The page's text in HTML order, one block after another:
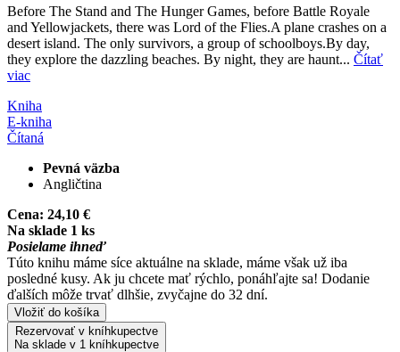
Before The Stand and The Hunger Games, before Battle Royale
and Yellowjackets, there was Lord of the Flies.A plane crashes on a
desert island. The only survivors, a group of schoolboys.By day,
they explore the dazzling beaches. By night, they are haunt... Čítať
viac
Kniha
E-kniha
Čítaná
Pevná väzba
Angličtina
Cena: 24,10 €
Na sklade 1 ks
Posielame ihneď
Túto knihu máme síce aktuálne na sklade, máme však už iba
posledné kusy. Ak ju chcete mať rýchlo, ponáhľajte sa! Dodanie
ďalších môže trvať dlhšie, zvyčajne do 32 dní.
Vložiť do košíka
Rezervovať v kníhkupectve
Na sklade v 1 kníhkupectve